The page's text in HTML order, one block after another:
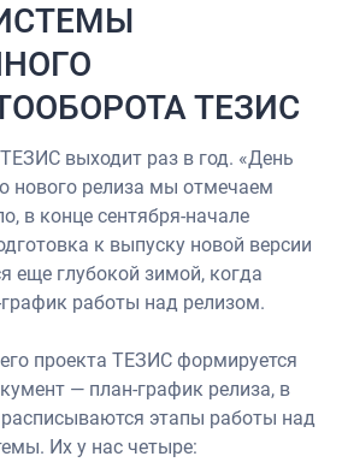
ТЕЗИС
выходит раз в год. «День
нового релиза мы отмечаем
в конце сентября-начале
к выпуску новой версии
еще глубокой зимой, когда
график работы над релизом.
проекта ТЕЗИС формируется
— план-график релиза, в
этапы работы над
Их у нас четыре: